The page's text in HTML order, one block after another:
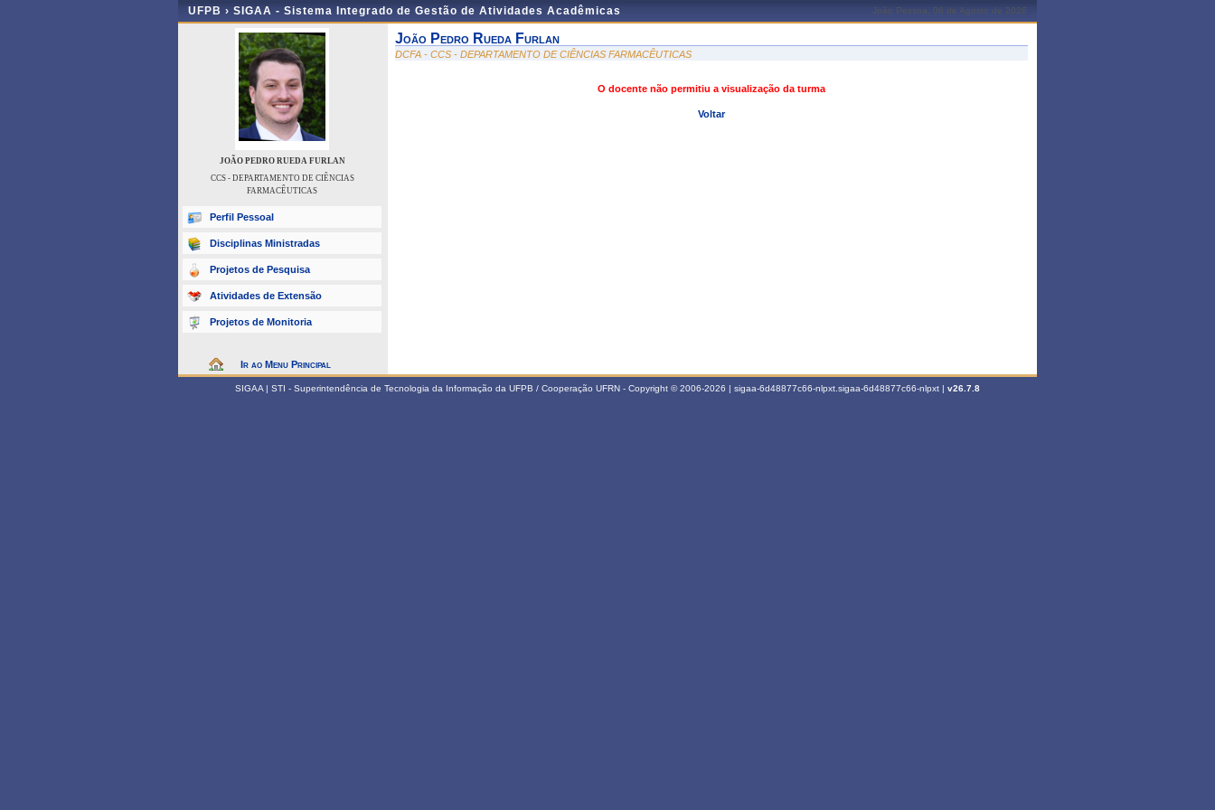
UFPB › SIGAA - Sistema Integrado de Gestão de Atividades Acadêmicas João Pessoa, 06 de Agosto de 2026
JOÃO PEDRO RUEDA FURLAN
CCS - DEPARTAMENTO DE CIÊNCIAS
FARMACÊUTICAS
Perfil Pessoal
Disciplinas Ministradas
Projetos de Pesquisa
Atividades de Extensão
Projetos de Monitoria
Ir ao Menu Principal
João Pedro Rueda Furlan
DCFA - CCS - DEPARTAMENTO DE CIÊNCIAS FARMACÊUTICAS
O docente não permitiu a visualização da turma
Voltar
SIGAA | STI - Superintendência de Tecnologia da Informação da UFPB / Cooperação UFRN - Copyright © 2006-2026 | sigaa-6d48877c66-nlpxt.sigaa-6d48877c66-nlpxt | v26.7.8